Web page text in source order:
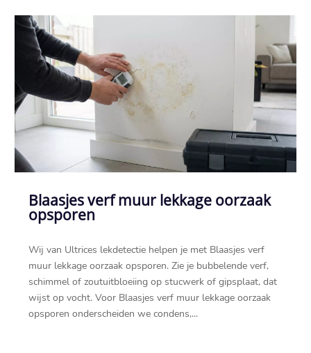
Blaasjes verf muur lekkage oorzaak
opsporen
Wij van Ultrices lekdetectie helpen je met Blaasjes verf
muur lekkage oorzaak opsporen.​ Zie je bubbelende verf,
schimmel of zoutuitbloeiing op stucwerk of gipsplaat, dat
wijst op vocht.​ Voor Blaasjes verf muur lekkage oorzaak
opsporen onderscheiden we condens,...